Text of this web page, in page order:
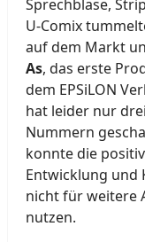
Sprechblase,
U-Comix
auf dem Markt
As, das erste
dem EPSiLON
hat leider nur drei
Nummern
konnte die
Entwicklung und
nicht für weitere
nutzen.